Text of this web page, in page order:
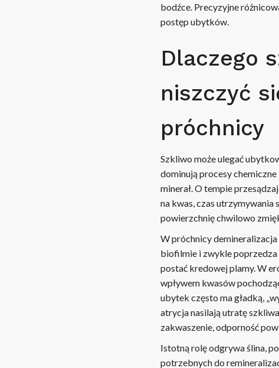
bodźce. Precyzyjne
postęp ubytków.
Dlaczego
niszczyć
próchnicy
Szkliwo może ulegać
dominują procesy
minerał. O tempie
na kwas, czas utrzymywania
powierzchnię chwilowo
W próchnicy
biofilmie i zwykle poprzedza
postać kredowej plamy. W
wpływem kwasów
ubytek często ma gładką,
atrycja nasilają utratę
zakwaszenie, odporność
Istotną rolę odgrywa ślina,
potrzebnych do